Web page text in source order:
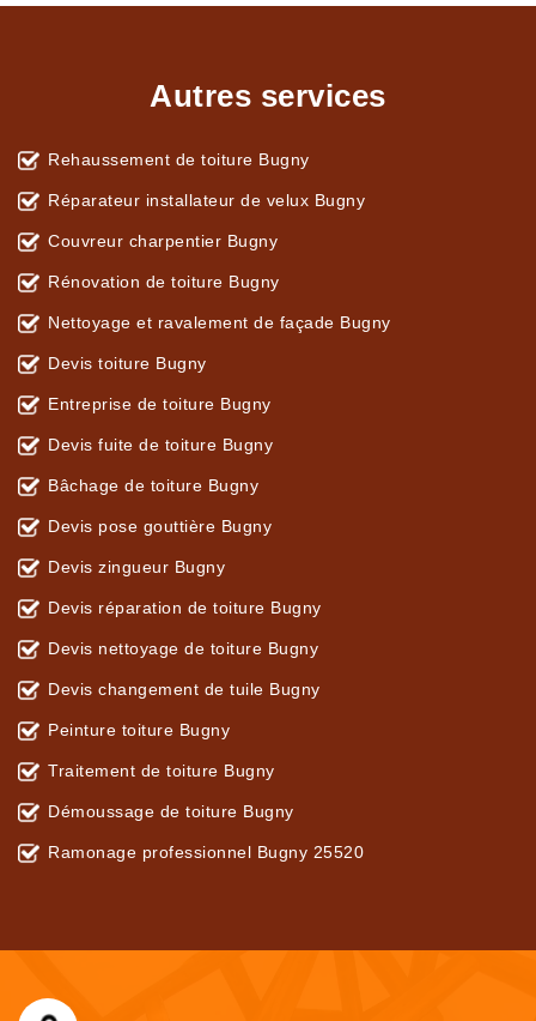
Autres services
Rehaussement de toiture Bugny
Réparateur installateur de velux Bugny
Couvreur charpentier Bugny
Rénovation de toiture Bugny
Nettoyage et ravalement de façade Bugny
Devis toiture Bugny
Entreprise de toiture Bugny
Devis fuite de toiture Bugny
Bâchage de toiture Bugny
Devis pose gouttière Bugny
Devis zingueur Bugny
Devis réparation de toiture Bugny
Devis nettoyage de toiture Bugny
Devis changement de tuile Bugny
Peinture toiture Bugny
Traitement de toiture Bugny
Démoussage de toiture Bugny
Ramonage professionnel Bugny 25520